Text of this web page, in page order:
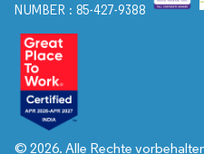
NUMBER : 85-427-9388
© 2026. Alle Rechte